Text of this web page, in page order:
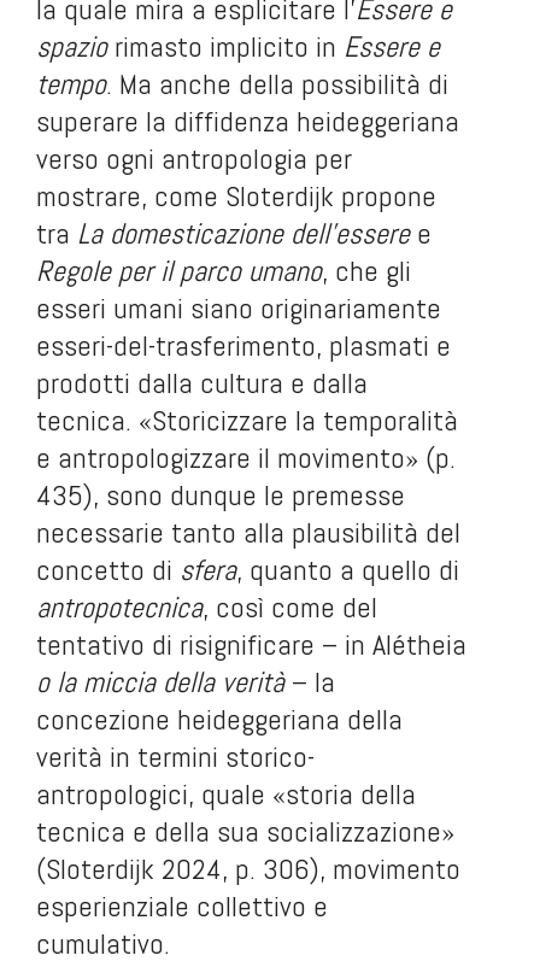
la quale mira a esplicitare l’Essere e
spaziorimasto implicito in Essere e
tempo. Ma anche della possibilità di
superare la diffidenza heideggeriana
verso ogni antropologia per
mostrare, come Sloterdijk propone
tra La domesticazione dell’esseree
Regole per il parco umano, che gli
esseri umani siano originariamente
esseri-del-trasferimento, plasmati e
prodotti dalla cultura e dalla
tecnica. «Storicizzare la temporalità
e antropologizzare il movimento» (p.
435), sono dunque le premesse
necessarie tanto alla plausibilità del
concetto di sfera, quanto a quello di
antropotecnica, così come del
tentativo di risignificare – in Alétheia
o la miccia della verità– la
concezione heideggeriana della
verità in termini storico-
antropologici, quale «storia della
tecnica e della sua socializzazione»
(Sloterdijk 2024, p. 306), movimento
esperienziale collettivo e
cumulativo.